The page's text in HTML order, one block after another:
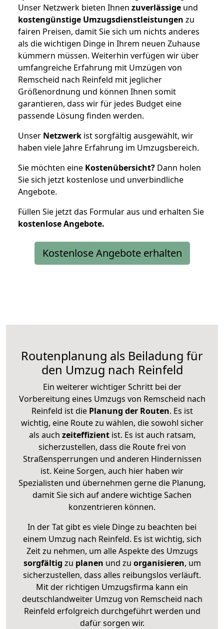
Unser Netzwerk bieten Ihnen zuverlässige und
kostengünstige Umzugsdienstleistungen zu
fairen Preisen, damit Sie sich um nichts anderes
als die wichtigen Dinge in Ihrem neuen Zuhause
kümmern müssen. Weiterhin verfügen wir über
umfangreiche Erfahrung mit Umzügen von
Remscheid nach Reinfeld mit jeglicher
Größenordnung und können Ihnen somit
garantieren, dass wir für jedes Budget eine
passende Lösung finden werden.
Unser Netzwerk ist sorgfältig ausgewählt, wir
haben viele Jahre Erfahrung im Umzugsbereich.
Sie möchten eine Kostenübersicht? Dann holen
Sie sich jetzt kostenlose und unverbindliche
Angebote.
Füllen Sie jetzt das Formular aus und erhalten Sie
kostenloseAngebote.
Kostenlose Angebote erhalten
Routenplanung als Beiladung für
den Umzug nach Reinfeld
Ein weiterer wichtiger Schritt bei der
Vorbereitung eines Umzugs von Remscheid nach
Reinfeld ist diePlanung der Routen. Es ist
wichtig, eine Route zu wählen, die sowohl sicher
als auch zeiteffizientist. Es ist auch ratsam,
sicherzustellen, dass die Route frei von
Straßensperrungen und anderen Hindernissen
ist. Keine Sorgen, auch hier haben wir
Spezialisten und übernehmen gerne die Planung,
damit Sie sich auf andere wichtige Sachen
konzentrieren können.
In der Tat gibt es viele Dinge zu beachten bei
einem Umzug nach Reinfeld. Es ist wichtig, sich
Zeit zu nehmen, um alle Aspekte des Umzugs
sorgfältig zu planen und zu organisieren, um
sicherzustellen, dass alles reibungslos verläuft.
Mit der richtigen Umzugsfirma kann ein
deutschlandweiter Umzug von Remscheid nach
Reinfeld erfolgreich durchgeführt werden und
dafür sorgen wir.